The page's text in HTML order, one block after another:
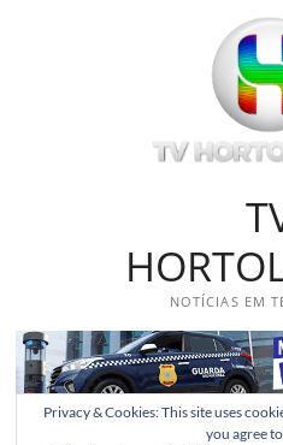
NOTÍCIAS EM
Privacy & Cookies: This site uses
you agree